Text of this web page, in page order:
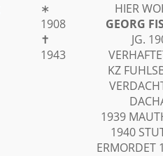
∗
1908
✝
1943
HIER
GEORG
JG.
KZ
1939
1940
ERMORDET